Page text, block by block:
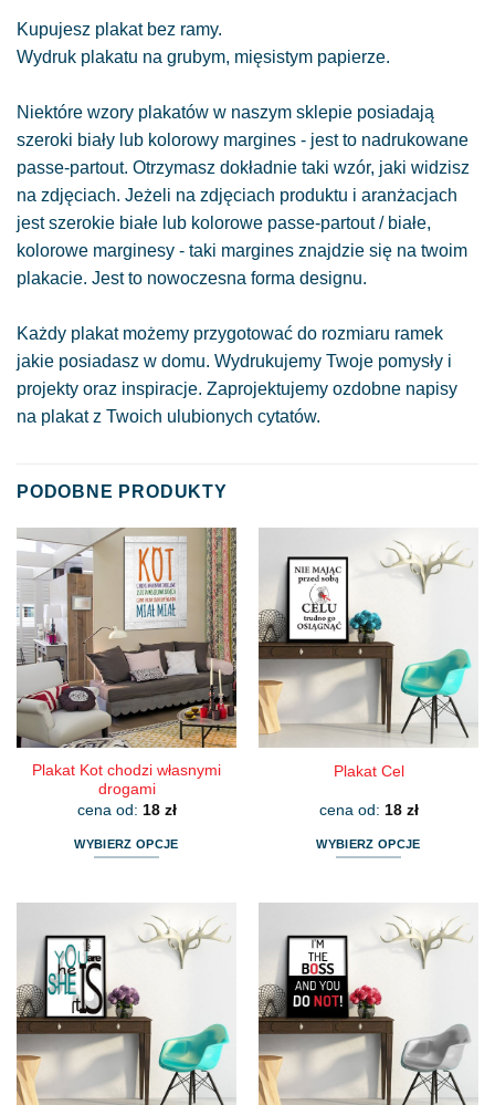
Kupujesz plakat bez ramy.
Wydruk plakatu na grubym, mięsistym papierze.
Niektóre wzory plakatów w naszym sklepie posiadają
szeroki biały lub kolorowy margines - jest to nadrukowane
passe-partout. Otrzymasz dokładnie taki wzór, jaki widzisz
na zdjęciach. Jeżeli na zdjęciach produktu i aranżacjach
jest szerokie białe lub kolorowe passe-partout / białe,
kolorowe marginesy - taki margines znajdzie się na twoim
plakacie. Jest to nowoczesna forma designu.
Każdy plakat możemy przygotować do rozmiaru ramek
jakie posiadasz w domu. Wydrukujemy Twoje pomysły i
projekty oraz inspiracje. Zaprojektujemy ozdobne napisy
na plakat z Twoich ulubionych cytatów.
PODOBNE PRODUKTY
Plakat Kot chodzi własnymi
drogami
cena od: 18 zł
WYBIERZ OPCJE
wiele
wariantów.
Opcje
można
wybrać
na
stronie
Plakat Cel
cena od: 18 zł
WYBIERZ OPCJE
wiele
wariantów.
Opcje
można
wybrać
na
stronie